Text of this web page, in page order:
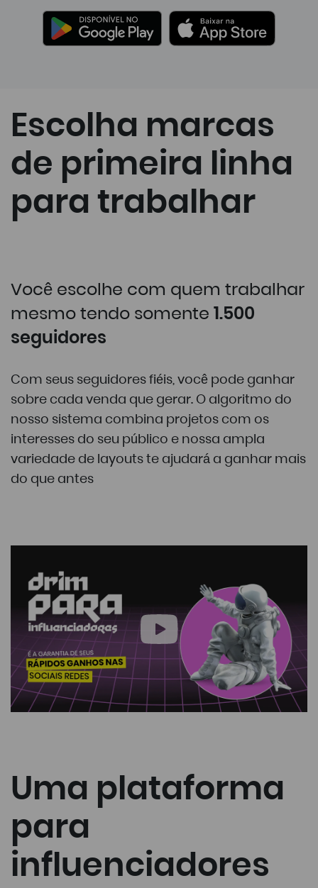
Escolha marcas
de primeira linha
para trabalhar
Você escolhe com quem trabalhar
mesmo tendo somente 1.500
seguidores
Com seus seguidores fiéis, você pode ganhar
sobre cada venda que gerar. O algoritmo do
nosso sistema combina projetos com os
interesses do seu público e nossa ampla
variedade de layouts te ajudará a ganhar mais
do que antes
Uma plataforma
para
influenciadores